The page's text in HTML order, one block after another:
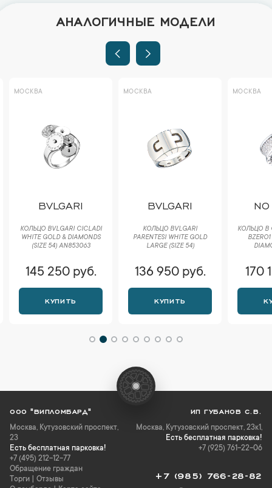
АНАЛОГИЧНЫЕ МОДЕЛИ
МОСКВА
BVLGARI
КОЛЬЦО BVLGARI CICLADI
WHITE GOLD & DIAMONDS
(SIZE 54) AN853063
145 250 руб.
КУПИТЬ
МОСКВА
BVLGARI
КОЛЬЦО BVLGARI
PARENTESI WHITE GOLD
LARGE (SIZE 54)
136 950 руб.
КУПИТЬ
МОСКВА
КОЛЬЦО В
170
ООО "ВИПЛОМБАРД"
Москва, Кутузовский проспект,
23
Есть бесплатная парковка!
+7 (495) 212-12-77
Обращение граждан
Торги
Отзывы
ИП ГУБАНОВ С.В.
Москва, Кутузовский проспект, 23к1,
Есть бесплатная парковка!
+7 (925) 761-22-06
+7 (985) 766-28-82